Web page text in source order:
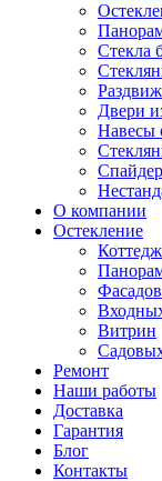
Стекла
Двери
Навесы
О компании
Остекление
Витрин
Ремонт
Наши работы
Доставка
Гарантия
Блог
Контакты